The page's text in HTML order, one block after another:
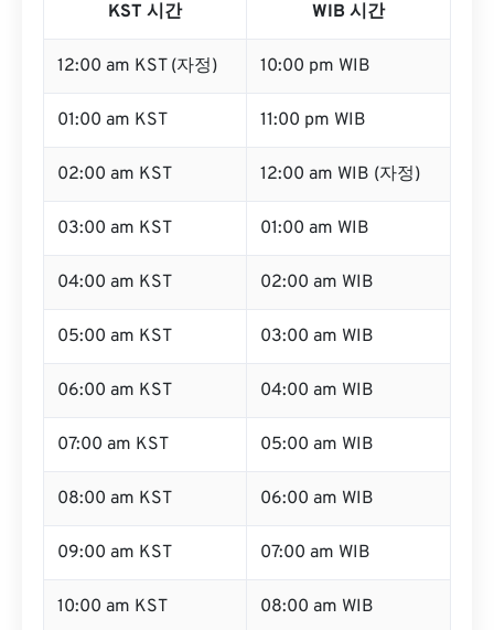
KST 시간 WIB 시간
12:00 am KST (자정) 10:00 pm WIB
01:00 am KST 11:00 pm WIB
02:00 am KST 12:00 am WIB (자정)
03:00 am KST 01:00 am WIB
04:00 am KST 02:00 am WIB
05:00 am KST 03:00 am WIB
06:00 am KST 04:00 am WIB
07:00 am KST 05:00 am WIB
08:00 am KST 06:00 am WIB
09:00 am KST 07:00 am WIB
10:00 am KST 08:00 am WIB